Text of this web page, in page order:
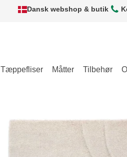
Dansk webshop & butik
Tæppefliser Måtter Tilbehør